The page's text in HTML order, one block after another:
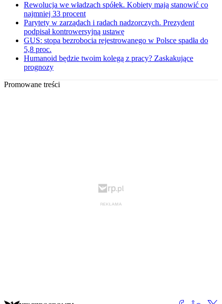
Rewolucja we władzach spółek. Kobiety mają stanowić co
najmniej 33 procent
Parytety w zarządach i radach nadzorczych. Prezydent
podpisał kontrowersyjną ustawę
GUS: stopa bezrobocia rejestrowanego w Polsce spadła do
5,8 proc.
Humanoid będzie twoim kolegą z pracy? Zaskakujące
prognozy
Promowane treści